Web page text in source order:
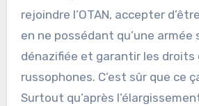
rejoindre l’OTAN, accepter
en ne possédant qu’une armée
dénazifiée et garantir les droits
russophones. C’est sûr que ce
Surtout qu’après